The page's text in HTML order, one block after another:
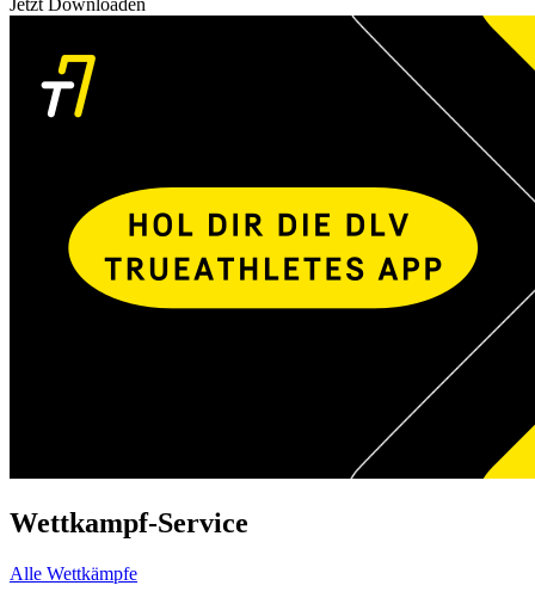
Jetzt Downloaden
Wettkampf-Service
Alle Wettkämpfe